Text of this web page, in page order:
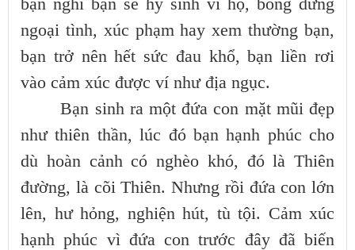
ngoại tình, xúc phạm hay xem thường bạn,
bạn trở nên hết sức đau khổ, bạn liền rơi
vào cảm xúc được ví như địa ngục.
Bạn sinh ra một đứa con mặt mũi đẹp
như thiên thần, lúc đó bạn hạnh phúc cho
dù hoàn cảnh có nghèo khó, đó là Thiên
đường, là cõi Thiên. Nhưng rồi đứa con lớn
lên, hư hỏng, nghiện hút, tù tội. Cảm xúc
hạnh phúc vì đứa con trước đây đã biến